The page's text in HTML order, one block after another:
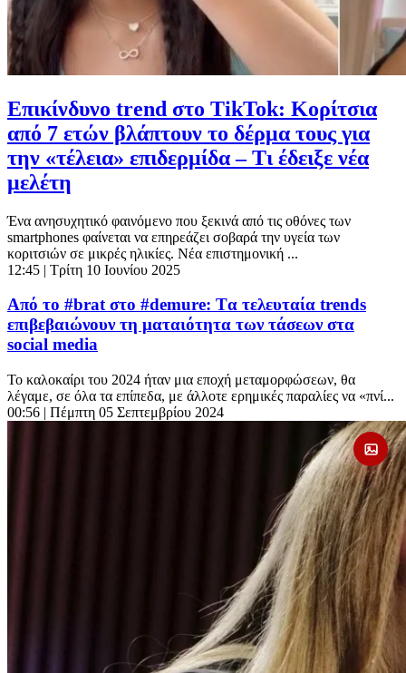
Επικίνδυνο trend στο TikTok: Κορίτσια
από 7 ετών βλάπτουν το δέρμα τους για
την «τέλεια» επιδερμίδα – Τι έδειξε νέα
μελέτη
Ένα ανησυχητικό φαινόμενο που ξεκινά από τις οθόνες των
smartphones φαίνεται να επηρεάζει σοβαρά την υγεία των
κοριτσιών σε μικρές ηλικίες. Νέα επιστημονική ...
12:45 | Τρίτη 10 Ιουνίου 2025
Από το #brat στο #demure: Tα τελευταία trends
επιβεβαιώνουν τη ματαιότητα των τάσεων στα
social media
Το καλοκαίρι του 2024 ήταν μια εποχή μεταμορφώσεων, θα
λέγαμε, σε όλα τα επίπεδα, με άλλοτε ερημικές παραλίες να «πνί...
00:56 | Πέμπτη 05 Σεπτεμβρίου 2024